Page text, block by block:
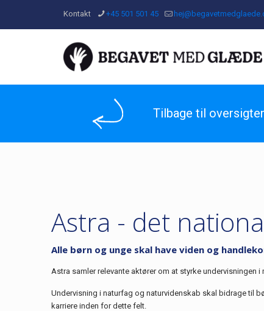
Kontakt +45 501 501 45
Tilbage til
Astra - det
Alle børn og unge skal have viden og
Astra samler relevante aktører om at styrke
Undervisning i naturfag og naturvidenskab skal bidrage til
karriere inden for dette felt.